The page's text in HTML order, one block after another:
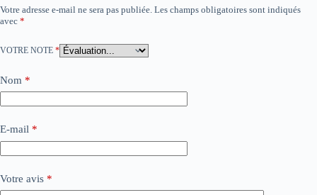
Votre adresse e-mail ne sera pas publiée. Les champs obligatoires sont indiqués
avec *
VOTRE NOTE *
Nom *
E-mail *
Votre avis *